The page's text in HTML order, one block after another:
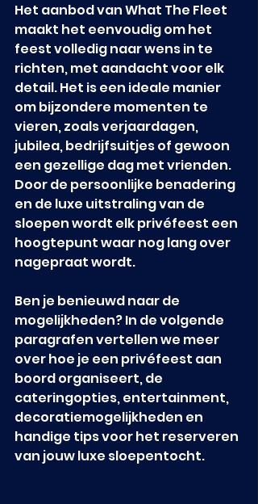
Het aanbod van What The Fleet
maakt het eenvoudig om het
feest volledig naar wens in te
richten, met aandacht voor elk
detail. Het is een ideale manier
om bijzondere momenten te
vieren, zoals verjaardagen,
jubilea, bedrijfsuitjes of gewoon
een gezellige dag met vrienden.
Door de persoonlijke benadering
en de luxe uitstraling van de
sloepen wordt elk privéfeest een
hoogtepunt waar nog lang over
nagepraat wordt.
Ben je benieuwd naar de
mogelijkheden? In de volgende
paragrafen vertellen we meer
over hoe je een privéfeest aan
boord organiseert, de
cateringopties, entertainment,
decoratiemogelijkheden en
handige tips voor het reserveren
van jouw luxe sloepentocht.